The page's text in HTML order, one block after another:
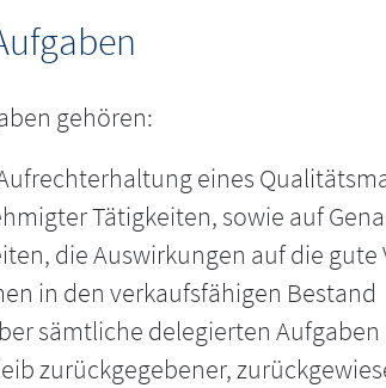
gehören:
eines
Tätigkeiten, sowie auf
die Auswirkungen auf die
in den verkaufsfähigen Bestand
sämtliche delegierten Aufgaben
zurückgegebener,